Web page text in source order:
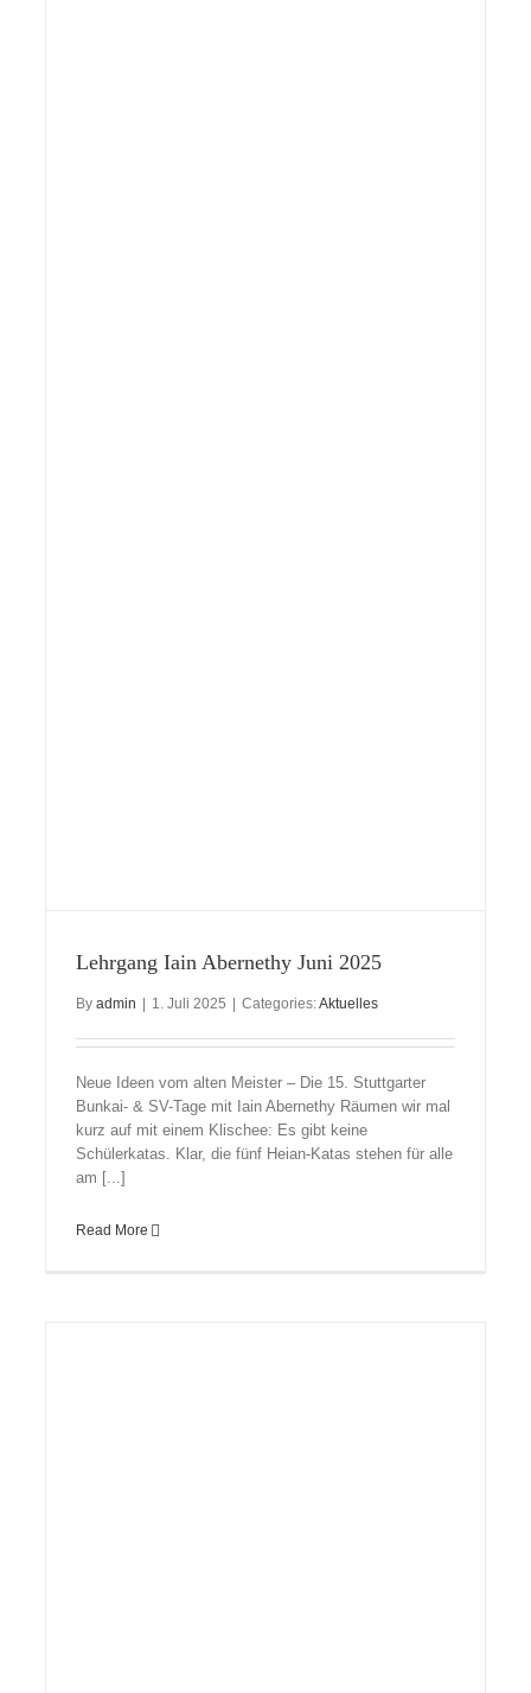
Lehrgang Iain Abernethy Juni 2025
By admin 1. Juli 2025 Categories:Aktuelles
Neue Ideen vom alten Meister – Die 15. Stuttgarter
Bunkai- & SV-Tage mit Iain Abernethy Räumen wir mal
kurz auf mit einem Klischee: Es gibt keine
Schülerkatas. Klar, die fünf Heian-Katas stehen für alle
am [...]
Read More